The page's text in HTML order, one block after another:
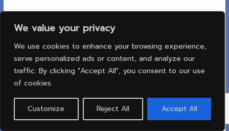
We value your privacy
We use cookies to enhance your browsing experience,
serve personalized ads or content, and analyze our
traffic. By clicking "Accept All", you consent to our use
of cookies.
Customize Reject All Accept All
CT3 Standard Probe Kit
The Brookfield standard probe kit
comes with a wide range of probes to
suit almost
every test application. Keep Reading